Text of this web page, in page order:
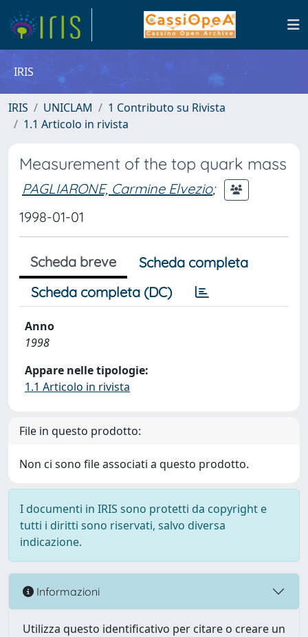
IRIS
IRIS UNICLAM
1 Contributo su Rivista
1.1 Articolo in rivista
Measurement of the top quark mass
PAGLIARONE, Carmine Elvezio;
1998-01-01
Scheda breve
Scheda completa
Scheda completa (DC)
Anno
1998
Appare nelle tipologie:
1.1 Articolo in rivista
File in questo prodotto:
Non ci sono file associati a questo prodotto.
I documenti in IRIS sono protetti da copyright e
tutti i diritti sono riservati, salvo diversa
indicazione.
Informazioni
Utilizza questo identificativo per citare o creare un